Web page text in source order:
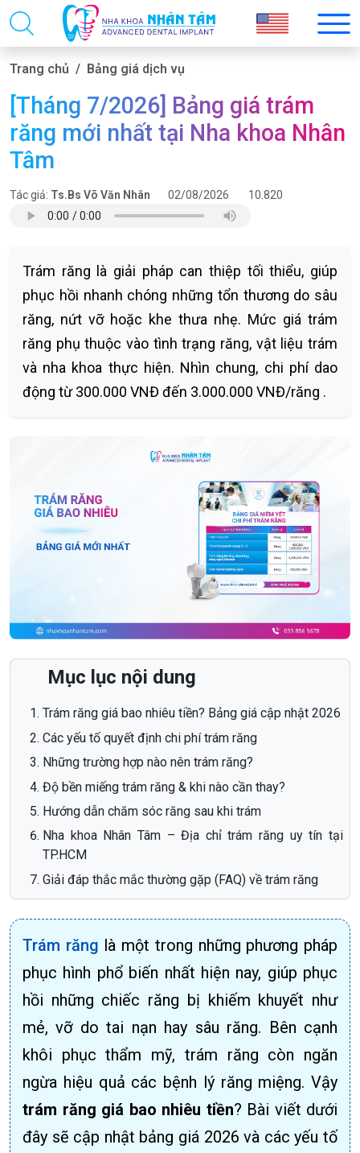
Trang chủ Bảng giá dịch vụ
[Tháng 7/2026] Bảng giá trám
răng mới nhất tại Nha khoa Nhân
Tâm
Tác giả: Ts.Bs Võ Văn Nhân 02/08/2026 10.820
Trám răng là giải pháp can thiệp tối thiểu, giúp
phục hồi nhanh chóng những tổn thương do sâu
răng, nứt vỡ hoặc khe thưa nhẹ. Mức giá trám
răng phụ thuộc vào tình trạng răng, vật liệu trám
và nha khoa thực hiện. Nhìn chung, chi phí dao
động từ 300.000 VNĐ đến 3.000.000 VNĐ/răng .
Mục lục nội dung
Trám răng giá bao nhiêu tiền? Bảng giá cập nhật 2026
Các yếu tố quyết định chi phí trám răng
Những trường hợp nào nên trám răng?
Độ bền miếng trám răng & khi nào cần thay?
Hướng dẫn chăm sóc răng sau khi trám
Nha khoa Nhân Tâm – Địa chỉ trám răng uy tín tại
TP.HCM
Giải đáp thắc mắc thường gặp (FAQ) về trám răng
Trám răng là một trong những phương pháp
phục hình phổ biến nhất hiện nay, giúp phục
hồi những chiếc răng bị khiếm khuyết như
mẻ, vỡ do tai nạn hay sâu răng. Bên cạnh
khôi phục thẩm mỹ, trám răng còn ngăn
ngừa hiệu quả các bệnh lý răng miệng. Vậy
trám răng giá bao nhiêu tiền? Bài viết dưới
đây sẽ cập nhật bảng giá 2026 và các yếu tố